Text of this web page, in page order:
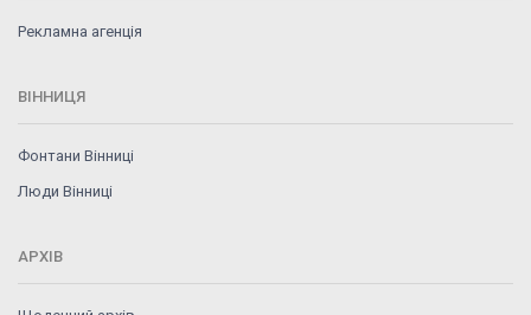
Рекламна агенція
ВІННИЦЯ
Фонтани Вінниці
Люди Вінниці
АРХІВ